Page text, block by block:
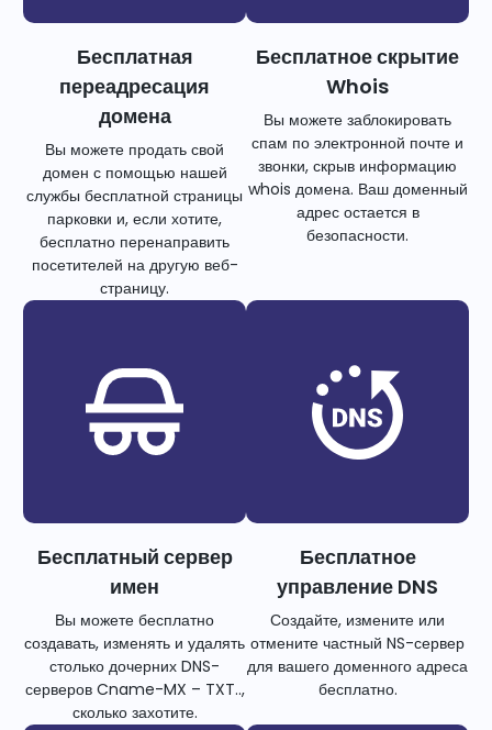
Бесплатная
переадресация
домена
Вы можете продать свой
домен с помощью нашей
службы бесплатной страницы
парковки и, если хотите,
бесплатно перенаправить
посетителей на другую веб-
страницу.
Бесплатное скрытие
Whois
Вы можете заблокировать
спам по электронной почте и
звонки, скрыв информацию
whois домена. Ваш доменный
адрес остается в
безопасности.
Бесплатный сервер
имен
Вы можете бесплатно
создавать, изменять и удалять
столько дочерних DNS-
серверов Cname-MX – TXT..,
сколько захотите.
Бесплатное
управление DNS
Создайте, измените или
отмените частный NS-сервер
для вашего доменного адреса
бесплатно.